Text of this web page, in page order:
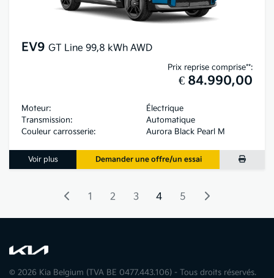
EV9 GT Line 99,8 kWh AWD
Prix reprise comprise**:
€ 84.990,00
Moteur:
Électrique
Transmission:
Automatique
Couleur carrosserie:
Aurora Black Pearl M
Voir plus Demander une offre/un essai
1 2 3 4 5
© 2026 Kia Belgium (TVA BE 0477.443.106) - Tous droits réservés.